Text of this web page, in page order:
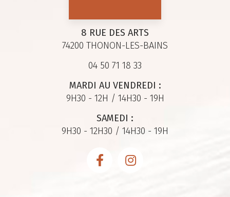
8 RUE DES ARTS
74200 THONON-LES-BAINS
04 50 71 18 33
MARDI AU VENDREDI :
9H30 - 12H / 14H30 - 19H
SAMEDI :
9H30 - 12H30 / 14H30 - 19H